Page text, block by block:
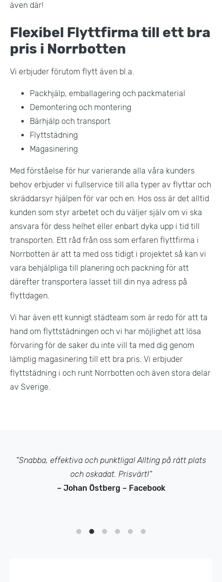
även där!
Flexibel Flyttfirma till ett bra
pris i Norrbotten
Vi erbjuder förutom flytt även bl.a.
Packhjälp, emballagering och packmaterial
Demontering och montering
Bärhjälp och transport
Flyttstädning
Magasinering
Med förståelse för hur varierande alla våra kunders
behov erbjuder vi fullservice till alla typer av flyttar och
skräddarsyr hjälpen för var och en. Hos oss är det alltid
kunden som styr arbetet och du väljer själv om vi ska
ansvara för dess helhet eller enbart dyka upp i tid till
transporten. Ett råd från oss som erfaren flyttfirma i
Norrbotten är att ta med oss tidigt i projektet så kan vi
vara behjälpliga till planering och packning för att
därefter transportera lasset till din nya adress på
flyttdagen.
Vi har även ett kunnigt städteam som är redo för att ta
hand om flyttstädningen och vi har möjlighet att lösa
förvaring för de saker du inte vill ta med dig genom
lämplig magasinering till ett bra pris. Vi erbjuder
flyttstädning i och runt Norrbotten och även stora delar
av Sverige.
”Snabba, effektiva och punktliga! Allting på rätt plats
och oskadat. Prisvärt!”
– Johan Östberg – Facebook